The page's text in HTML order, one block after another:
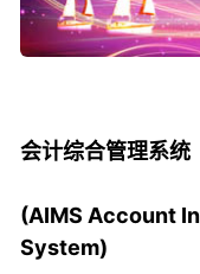
会计综合管理系统
(AIMS Account
System)